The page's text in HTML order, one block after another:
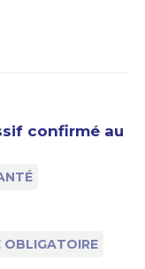
confirmé au
OBLIGATOIRE